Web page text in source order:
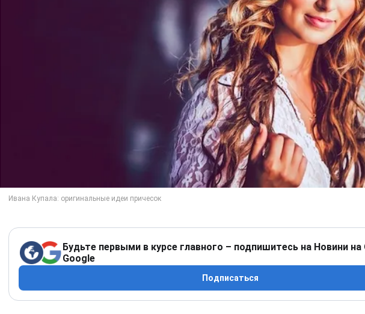
Будьте первыми в курсе главного – подпишитесь на Новини на
Google
Подписаться